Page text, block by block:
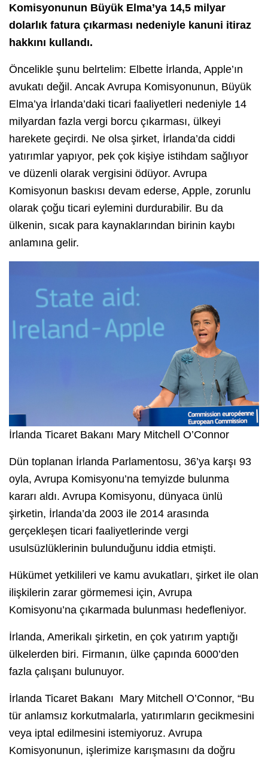
Komisyonunun Büyük Elma’ya 14,5 milyar
dolarlık fatura çıkarması nedeniyle kanuni itiraz
hakkını kullandı.
Öncelikle şunu belrtelim: Elbette İrlanda, Apple’ın
avukatı değil. Ancak Avrupa Komisyonunun, Büyük
Elma’ya İrlanda’daki ticari faaliyetleri nedeniyle 14
milyardan fazla vergi borcu çıkarması, ülkeyi
harekete geçirdi. Ne olsa şirket, İrlanda’da ciddi
yatırımlar yapıyor, pek çok kişiye istihdam sağlıyor
ve düzenli olarak vergisini ödüyor. Avrupa
Komisyonun baskısı devam ederse, Apple, zorunlu
olarak çoğu ticari eylemini durdurabilir. Bu da
ülkenin, sıcak para kaynaklarından birinin kaybı
anlamına gelir.
İrlanda Ticaret Bakanı Mary Mitchell O’Connor
Dün toplanan İrlanda Parlamentosu, 36’ya karşı 93
oyla, Avrupa Komisyonu’na temyizde bulunma
kararı aldı. Avrupa Komisyonu, dünyaca ünlü
şirketin, İrlanda’da 2003 ile 2014 arasında
gerçekleşen ticari faaliyetlerinde vergi
usulsüzlüklerinin bulunduğunu iddia etmişti.
Hükümet yetkilileri ve kamu avukatları, şirket ile olan
ilişkilerin zarar görmemesi için, Avrupa
Komisyonu’na çıkarmada bulunması hedefleniyor.
İrlanda, Amerikalı şirketin, en çok yatırım yaptığı
ülkelerden biri. Firmanın, ülke çapında 6000’den
fazla çalışanı bulunuyor.
İrlanda Ticaret Bakanı Mary Mitchell O’Connor, “Bu
tür anlamsız korkutmalarla, yatırımların gecikmesini
veya iptal edilmesini istemiyoruz. Avrupa
Komisyonunun, işlerimize karışmasını da doğru